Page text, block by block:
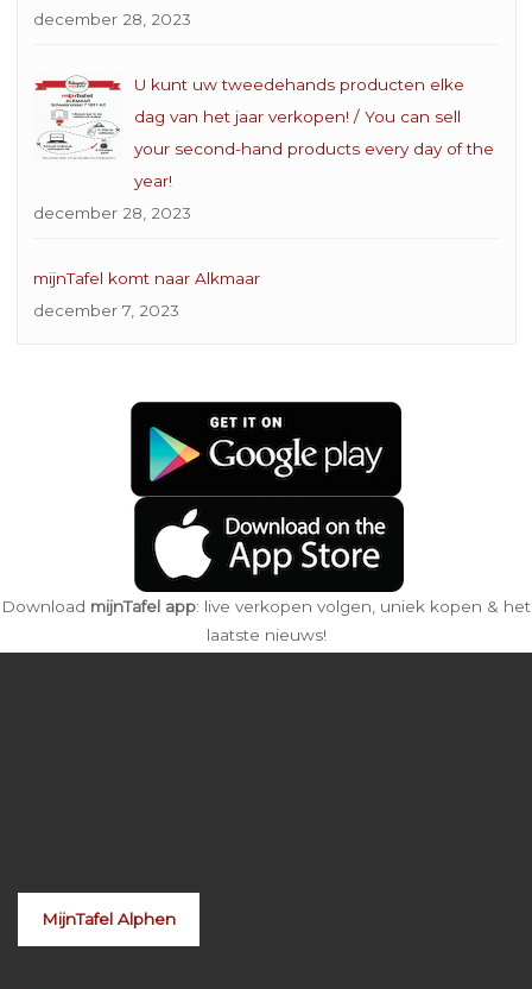
december 28, 2023
U kunt uw tweedehands producten elke
dag van het jaar verkopen! / You can sell
your second-hand products every day of the
year!
december 28, 2023
mijnTafel komt naar Alkmaar
december 7, 2023
Download mijnTafel app: live verkopen volgen, uniek kopen & het
laatste nieuws!
MijnTafel Alphen